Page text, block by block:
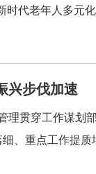
代老年人多元
兴步伐加速
贯穿工作谋划
、重点工作提质